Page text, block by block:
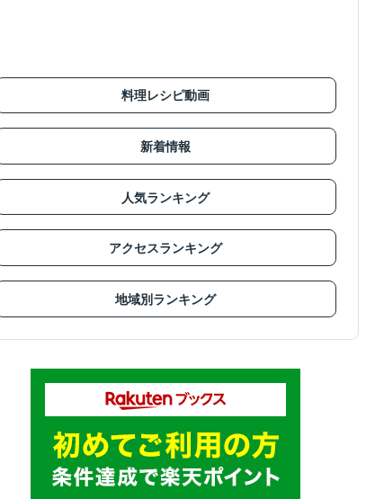
料理レシピ動画
新着情報
人気ランキング
アクセスランキング
地域別ランキング